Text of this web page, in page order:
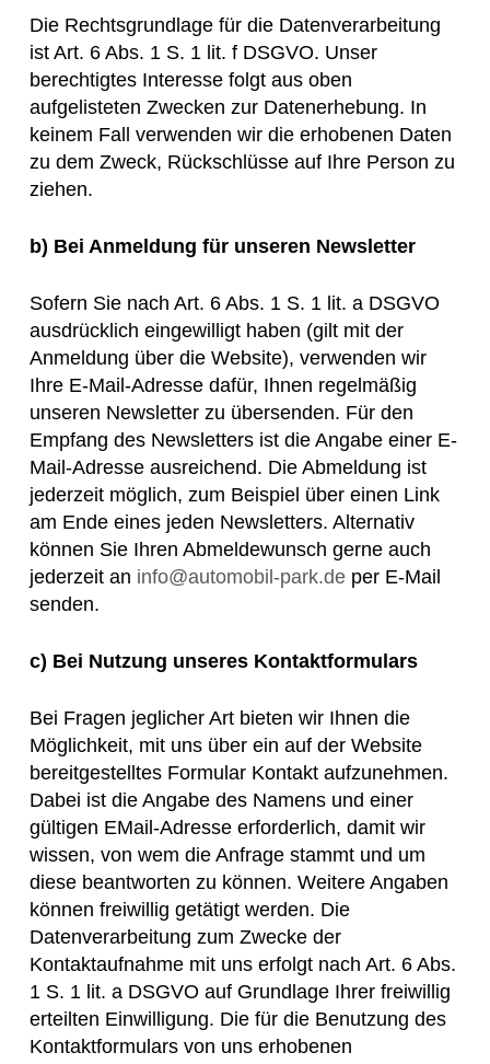
Die Rechtsgrundlage für die Datenverarbeitung
ist Art. 6 Abs. 1 S. 1 lit. f DSGVO. Unser
berechtigtes Interesse folgt aus oben
aufgelisteten Zwecken zur Datenerhebung. In
keinem Fall verwenden wir die erhobenen Daten
zu dem Zweck, Rückschlüsse auf Ihre Person zu
ziehen.
b) Bei Anmeldung für unseren Newsletter
Sofern Sie nach Art. 6 Abs. 1 S. 1 lit. a DSGVO
ausdrücklich eingewilligt haben (gilt mit der
Anmeldung über die Website), verwenden wir
Ihre E-Mail-Adresse dafür, Ihnen regelmäßig
unseren Newsletter zu übersenden. Für den
Empfang des Newsletters ist die Angabe einer E-
Mail-Adresse ausreichend. Die Abmeldung ist
jederzeit möglich, zum Beispiel über einen Link
am Ende eines jeden Newsletters. Alternativ
können Sie Ihren Abmeldewunsch gerne auch
jederzeit an info@automobil-park.deper E-Mail
senden.
c) Bei Nutzung unseres Kontaktformulars
Bei Fragen jeglicher Art bieten wir Ihnen die
Möglichkeit, mit uns über ein auf der Website
bereitgestelltes Formular Kontakt aufzunehmen.
Dabei ist die Angabe des Namens und einer
gültigen EMail-Adresse erforderlich, damit wir
wissen, von wem die Anfrage stammt und um
diese beantworten zu können. Weitere Angaben
können freiwillig getätigt werden. Die
Datenverarbeitung zum Zwecke der
Kontaktaufnahme mit uns erfolgt nach Art. 6 Abs.
1 S. 1 lit. a DSGVO auf Grundlage Ihrer freiwillig
erteilten Einwilligung. Die für die Benutzung des
Kontaktformulars von uns erhobenen